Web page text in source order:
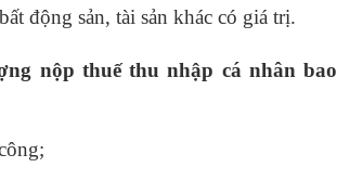
động sản, tài sản khác có giá trị.
nộp thuế thu nhập cá nhân bao